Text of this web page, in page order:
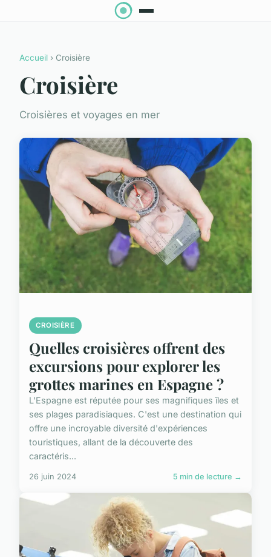
Accueil › Croisière
Croisière
Croisières et voyages en mer
CROISIÈRE
Quelles croisières offrent des
excursions pour explorer les
grottes marines en Espagne ?
L'Espagne est réputée pour ses magnifiques îles et
ses plages paradisiaques. C'est une destination qui
offre une incroyable diversité d'expériences
touristiques, allant de la découverte des
caractéris...
26 juin 2024 5 min de lecture →